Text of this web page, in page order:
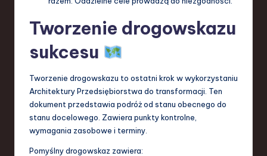
Tworzenie drogowskazu
sukcesu
Tworzenie drogowskazu to ostatni krok w wykorzystaniu
Architektury Przedsiębiorstwa do transformacji. Ten
dokument przedstawia podróż od stanu obecnego do
stanu docelowego. Zawiera punkty kontrolne,
wymagania zasobowe i terminy.
Pomyślny drogowskaz zawiera: